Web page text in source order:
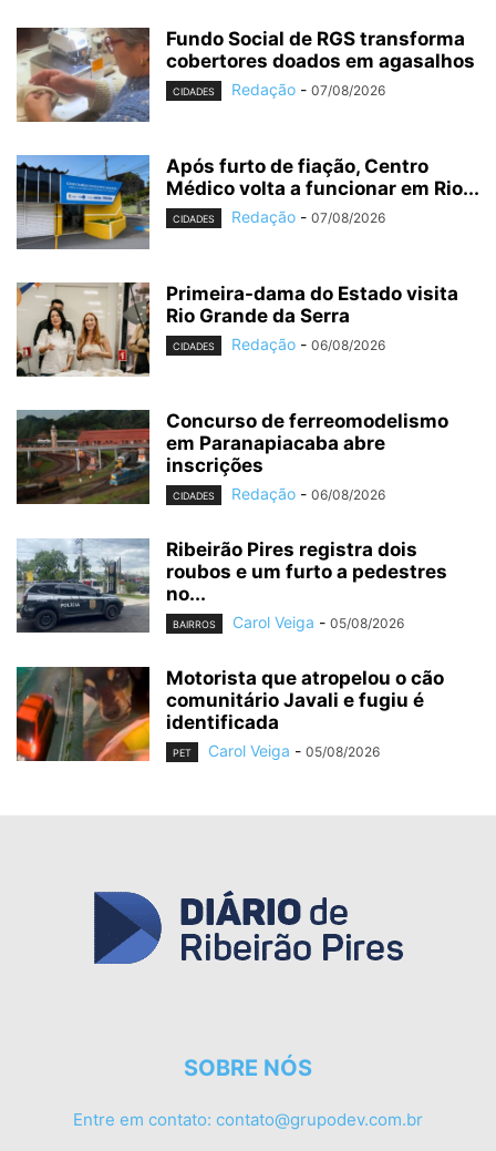
Fundo Social de RGS transforma
cobertores doados em agasalhos
CIDADES Redação - 07/08/2026
Após furto de fiação, Centro
Médico volta a funcionar em Rio...
CIDADES Redação - 07/08/2026
Primeira-dama do Estado visita
Rio Grande da Serra
CIDADES Redação - 06/08/2026
Concurso de ferreomodelismo
em Paranapiacaba abre
inscrições
CIDADES Redação - 06/08/2026
Ribeirão Pires registra dois
roubos e um furto a pedestres
no...
BAIRROS Carol Veiga - 05/08/2026
Motorista que atropelou o cão
comunitário Javali e fugiu é
identificada
PET Carol Veiga - 05/08/2026
SOBRE NÓS
Entre em contato: contato@grupodev.com.br